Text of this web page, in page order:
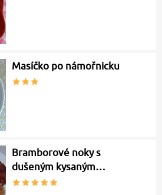
Masíčko po námořnicku
Bramborové noky s
dušeným kysaným…